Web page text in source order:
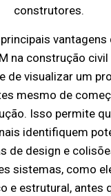
construtores.
vantagens
na construção civil
de visualizar um
mesmo de
Isso permite
identifiquem
de design e
sistemas, como
e estrutural, antes